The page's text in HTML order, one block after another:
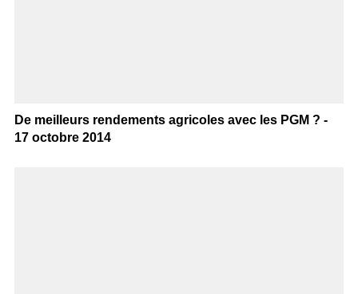
De meilleurs rendements agricoles avec les PGM ? -
17 octobre 2014